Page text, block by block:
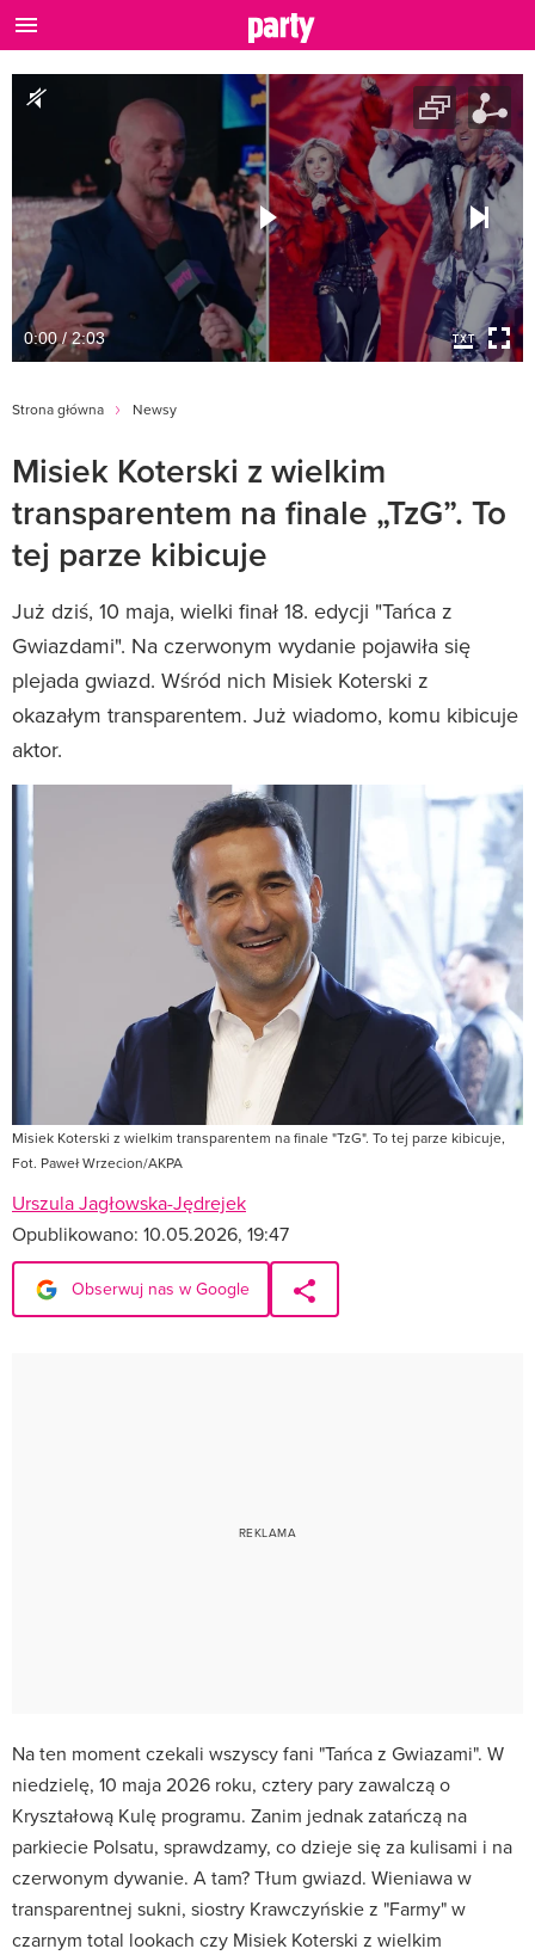
0:00 / 2:03
Strona główna Newsy
Misiek Koterski z wielkim
transparentem na finale „TzG”. To
tej parze kibicuje
Już dziś, 10 maja, wielki finał 18. edycji "Tańca z
Gwiazdami". Na czerwonym wydanie pojawiła się
plejada gwiazd. Wśród nich Misiek Koterski z
okazałym transparentem. Już wiadomo, komu kibicuje
aktor.
Misiek Koterski z wielkim transparentem na finale "TzG". To tej parze kibicuje,
Fot. Paweł Wrzecion/AKPA
Urszula Jagłowska-Jędrejek
Opublikowano: 10.05.2026, 19:47
Obserwuj nas w Google
Na ten moment czekali wszyscy fani "Tańca z Gwiazami". W
niedzielę, 10 maja 2026 roku, cztery pary zawalczą o
Kryształową Kulę programu. Zanim jednak zatańczą na
parkiecie Polsatu, sprawdzamy, co dzieje się za kulisami i na
czerwonym dywanie. A tam? Tłum gwiazd. Wieniawa w
transparentnej sukni, siostry Krawczyńskie z "Farmy" w
czarnym total lookach czy Misiek Koterski z wielkim